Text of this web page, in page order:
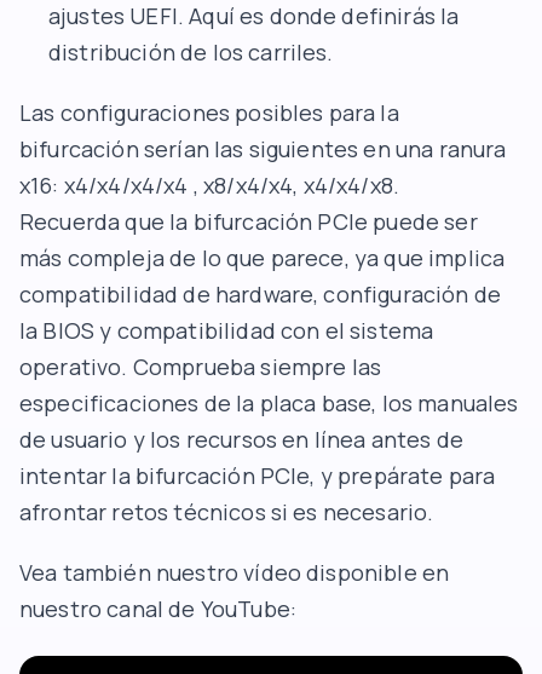
ajustes UEFI. Aquí es donde definirás la
distribución de los carriles.
Las configuraciones posibles para la
bifurcación serían las siguientes en una ranura
x16: x4/x4/x4/x4 , x8/x4/x4, x4/x4/x8.
Recuerda que la bifurcación PCIe puede ser
más compleja de lo que parece, ya que implica
compatibilidad de hardware, configuración de
la BIOS y compatibilidad con el sistema
operativo. Comprueba siempre las
especificaciones de la placa base, los manuales
de usuario y los recursos en línea antes de
intentar la bifurcación PCIe, y prepárate para
afrontar retos técnicos si es necesario.
Vea también nuestro vídeo disponible en
nuestrocanal de YouTube: